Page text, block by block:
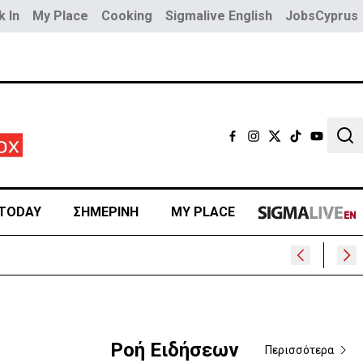
In My Place Cooking Sigmalive English JobsCyprus
ΣΗΜΕΡΙΝΗ MY PLACE
Ροή Ειδήσεων Περισσότερα